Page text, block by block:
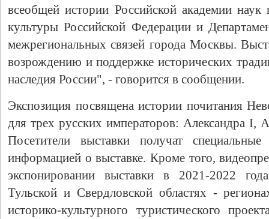
всеобщей истории Российской академии
культуры Российской Федерации и
межрегиональных связей города Москвы.
возрождению и поддержке исторических
наследия России", - говорится в сообщении.
Экспозиция посвящена истории почитания
для трех русских императоров: Александра I,
Посетители выставки получат
информацией о выставке. Кроме того,
экспонировании выставки в 2021-2022
Тульской и Свердловской областях -
историко-культурного туристического